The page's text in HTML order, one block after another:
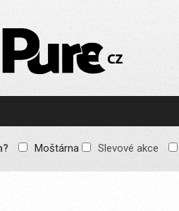
Apple e-
žádné
pro všechny
Moštárna Slevové akce